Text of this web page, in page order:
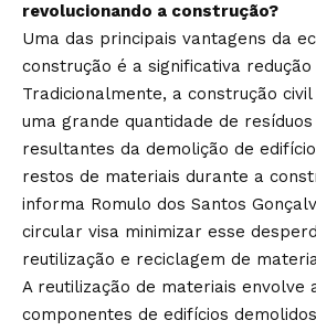
revolucionando a construção?
Uma das principais vantagens da
construção é a significativa
Tradicionalmente, a construção
uma grande quantidade de
resultantes da demolição de
restos de materiais durante a
informa Romulo dos Santos
circular visa minimizar esse
reutilização e reciclagem de
A reutilização de materiais envolve
componentes de edifícios